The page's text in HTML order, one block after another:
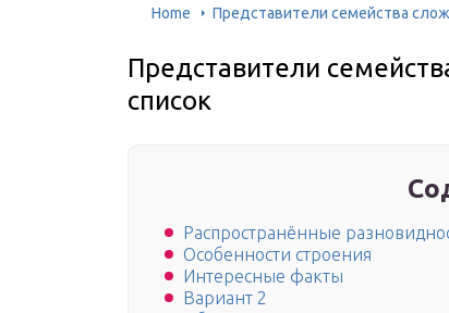
Home Представители семейства
Представители
список
Распространённые
Особенности строения
Интересные факты
Вариант 2